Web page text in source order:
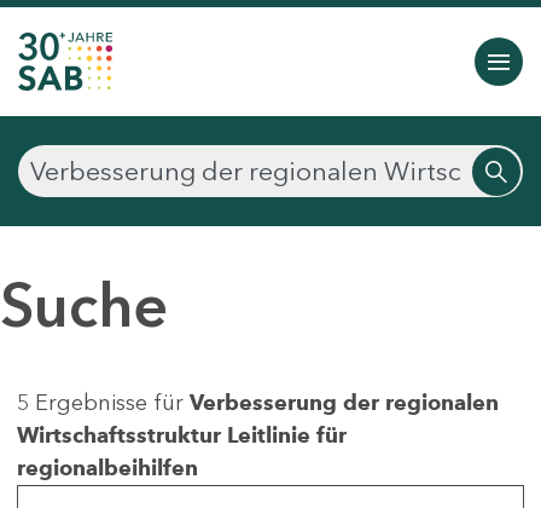
Suche
5 Ergebnisse für Verbesserung der regionalen
Wirtschaftsstruktur Leitlinie für
regionalbeihilfen